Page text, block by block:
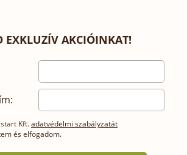
EXKLUZÍV AKCIÓINKAT!
Kft.adatvédelmi szabályzatát
és elfogadom.